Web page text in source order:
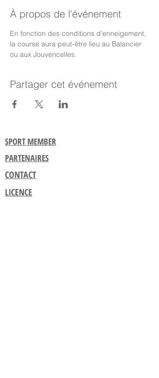
À propos de l'événement
En fonction des conditions d'enneigement,
la course aura peut-être lieu au Balancier
ou aux Jouvencelles.
Partager cet événement
SPORT MEMBER
PARTENAIRES
CONTACT
LICENCE